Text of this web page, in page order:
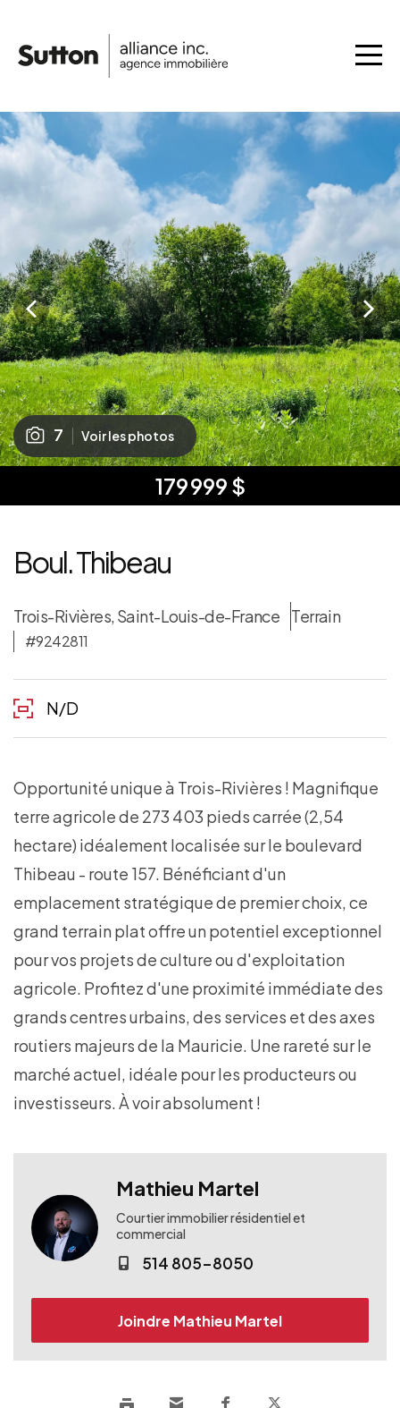
7 Voir les photos
179 999 $
Boul. Thibeau
Trois-Rivières, Saint-Louis-de-France Terrain
#9242811
N/D
Opportunité unique à Trois-Rivières ! Magnifique
terre agricole de 273 403 pieds carrée (2,54
hectare) idéalement localisée sur le boulevard
Thibeau - route 157. Bénéficiant d'un
emplacement stratégique de premier choix, ce
grand terrain plat offre un potentiel exceptionnel
pour vos projets de culture ou d'exploitation
agricole. Profitez d'une proximité immédiate des
grands centres urbains, des services et des axes
routiers majeurs de la Mauricie. Une rareté sur le
marché actuel, idéale pour les producteurs ou
investisseurs. À voir absolument !
Mathieu Martel
Courtier immobilier résidentiel et
commercial
514 805-8050
Joindre Mathieu Martel